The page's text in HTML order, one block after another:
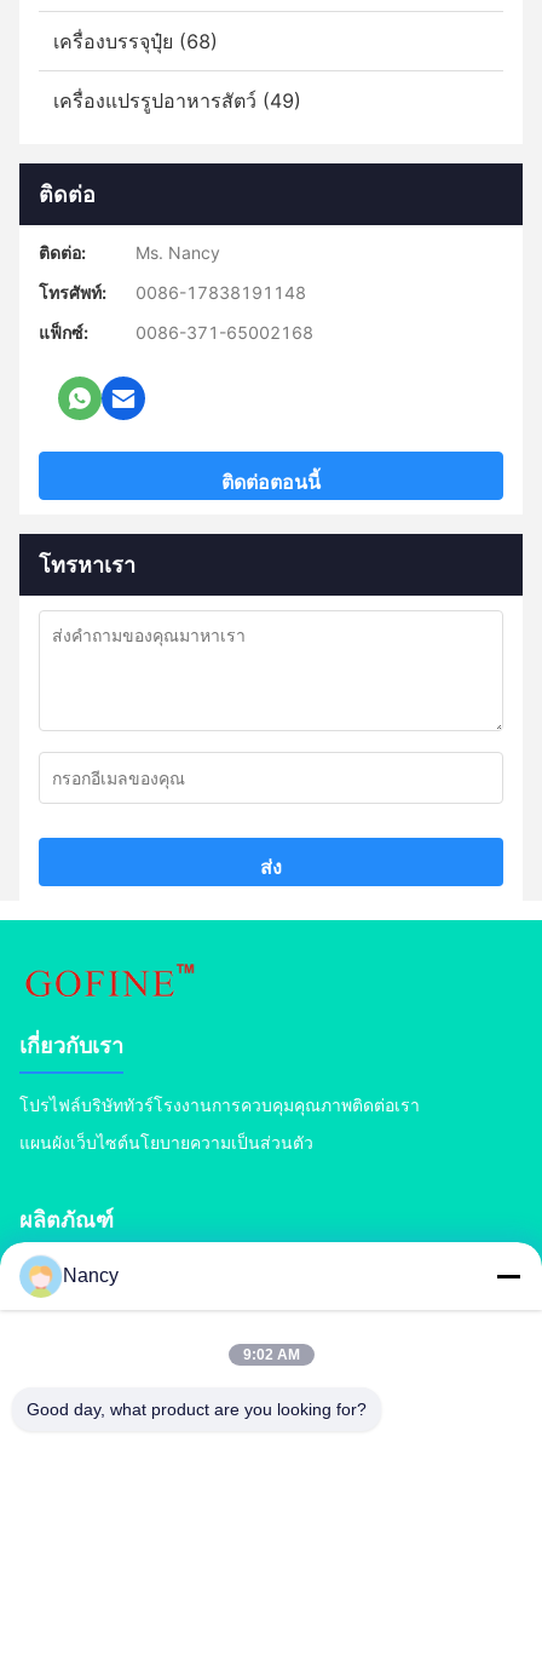
เครื่องบรรจุปุ๋ย (68)
เครื่องแปรรูปอาหารสัตว์ (49)
ติดต่อ
ติดต่อ:
Ms. Nancy
โทรศัพท์:
0086-17838191148
แฟ็กซ์:
0086-371-65002168
ติดต่อตอนนี้
โทรหาเรา
ส่ง
เกี่ยวกับเรา
โปรไฟล์บริษัททัวร์โรงงานการควบคุมคุณภาพติดต่อเรา
แผนผังเว็บไซต์นโยบายความเป็นส่วนตัว
ผลิตภัณฑ์
เครื่องปลูกปุ๋ยปุ๋ย
สายการผลิตปุ๋ย BBเครื่องบดย่อยปุ๋ยลูกกลิ้งคู่
Nancy
9:02 AM
Good day, what product are you looking for?